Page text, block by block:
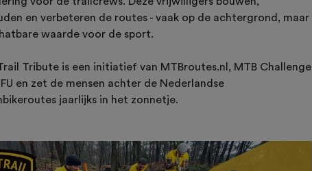
en verbeteren de routes - vaak op de achtergrond, maar
waarde voor de sport.
Tribute is een initiatief van MTBroutes.nl, MTB Challenge
en zet de mensen achter de Nederlandse
jaarlijks in het zonnetje.